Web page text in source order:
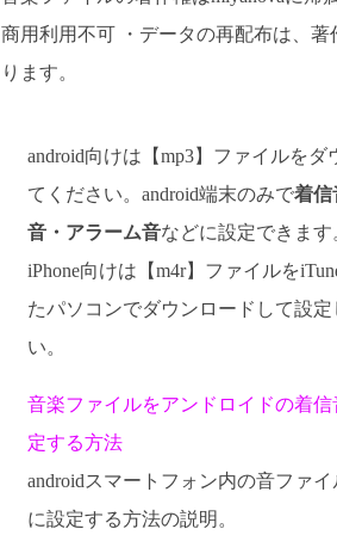
商用利用不可 ・データの再配布は、
ります。
android向けは【mp3】ファイルをダ
てください。android端末のみで着信
音・アラーム音などに設定できます
iPhone向けは【m4r】ファイルを
たパソコンでダウンロードして設定
い。
音楽ファイルをアンドロイドの着信
定する方法
androidスマートフォン内の音ファ
に設定する方法の説明。